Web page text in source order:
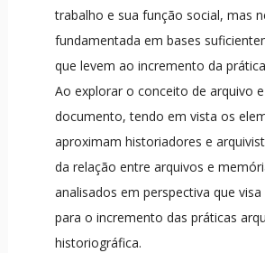
trabalho e sua função social, mas
fundamentada em bases
que levem ao incremento da
Ao explorar o conceito de arquivo
documento, tendo em vista os
aproximam historiadores e
da relação entre arquivos e
analisados em perspectiva que
para o incremento das práticas
historiográfica.